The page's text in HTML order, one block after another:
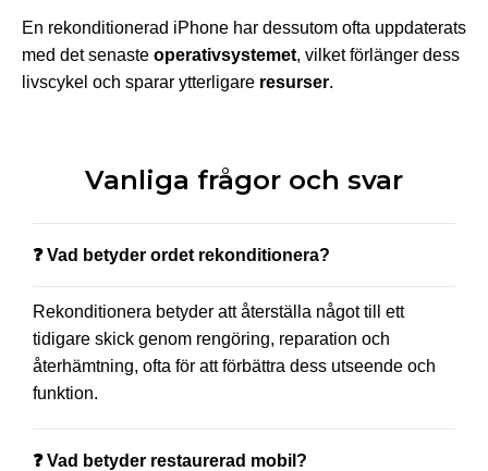
En rekonditionerad iPhone har dessutom ofta uppdaterats
med det senaste operativsystemet, vilket förlänger dess
livscykel och sparar ytterligare resurser.
Vanliga frågor och svar
❓ Vad betyder ordet rekonditionera?
Rekonditionera betyder att återställa något till ett
tidigare skick genom rengöring, reparation och
återhämtning, ofta för att förbättra dess utseende och
funktion.
❓ Vad betyder restaurerad mobil?